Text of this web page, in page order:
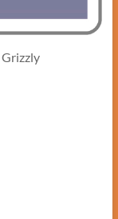
Grizzly